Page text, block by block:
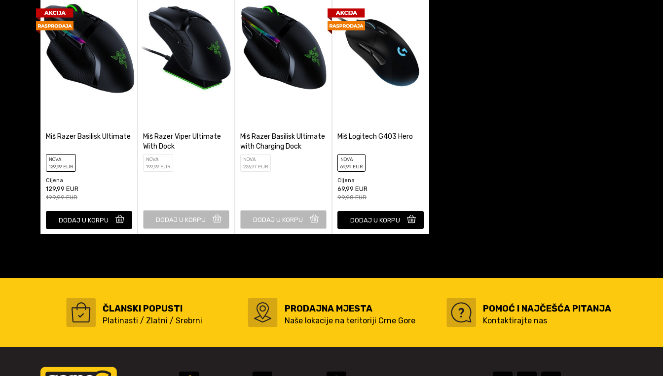
Anti-spam zaštita - izračunajte koliko je 2 + 3 :
POŠALJI
Gaming Da
Osvetljenje Pozadinsko osvetlenje
Platforma
Podesavanje težine miša
Tip Miša Bežični, Žičani
Miš Razer Basilisk Ultimate
NOVA
129,99 EUR
Cijena
129,99 EUR
199,99EUR
DODAJ U KORPU
Miš Razer Viper Ultimate
With Dock
NOVA
199,99 EUR
DODAJ U KORPU
Miš Razer Basilisk Ultimate
with Charging Dock
NOVA
223,97 EUR
DODAJ U KORPU
Miš Logitech G403 Hero
NOVA
69,99 EUR
Cijena
69,99 EUR
99,98EUR
DODAJ U KORPU
ČLANSKI POPUSTI
Platinasti / Zlatni / Srebrni
PRODAJNA MJESTA
Naše lokacije na teritoriji Crne Gore
POMOĆ I NAJČEŠĆA PITANJA
Kontaktirajte nas